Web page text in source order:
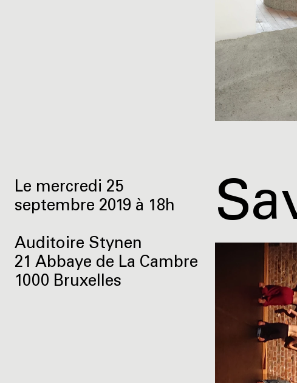
Le mercredi 25
septembre 2019 à 18h
Auditoire Stynen
21 Abbaye de La Cambre
1000 Bruxelles